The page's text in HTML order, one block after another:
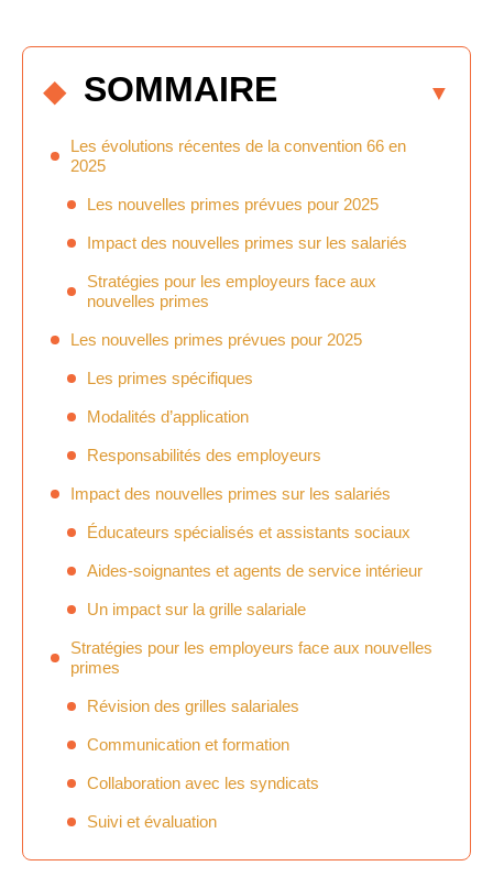
SOMMAIRE
Les évolutions récentes de la convention 66 en
2025
Les nouvelles primes prévues pour 2025
Impact des nouvelles primes sur les salariés
Stratégies pour les employeurs face aux
nouvelles primes
Les nouvelles primes prévues pour 2025
Les primes spécifiques
Modalités d’application
Responsabilités des employeurs
Impact des nouvelles primes sur les salariés
Éducateurs spécialisés et assistants sociaux
Aides-soignantes et agents de service intérieur
Un impact sur la grille salariale
Stratégies pour les employeurs face aux nouvelles
primes
Révision des grilles salariales
Communication et formation
Collaboration avec les syndicats
Suivi et évaluation